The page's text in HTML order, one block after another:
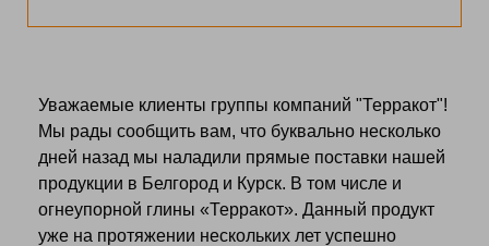
Уважаемые клиенты группы компаний "Терракот"!
Мы рады сообщить вам, что буквально несколько
дней назад мы наладили прямые поставки нашей
продукции в Белгород и Курск. В том числе и
огнеупорной глины «Терракот». Данный продукт
уже на протяжении нескольких лет успешно